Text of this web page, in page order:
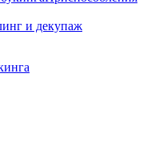
и декупаж